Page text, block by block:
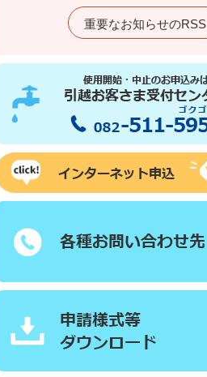
重要なお知らせのRSS